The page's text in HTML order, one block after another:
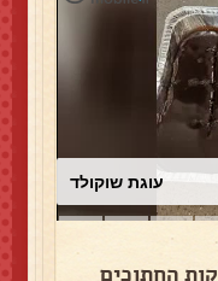
עוגת שוקולד
החתוכים